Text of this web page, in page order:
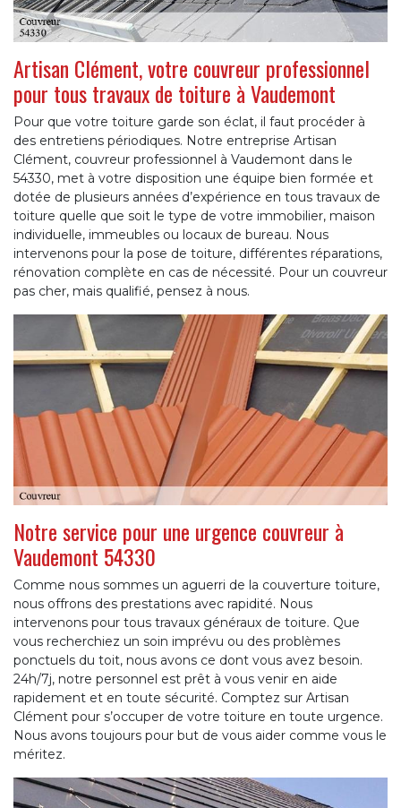
Artisan Clément, votre couvreur professionnel
pour tous travaux de toiture à Vaudemont
Pour que votre toiture garde son éclat, il faut procéder à
des entretiens périodiques. Notre entreprise Artisan
Clément, couvreur professionnel à Vaudemont dans le
54330, met à votre disposition une équipe bien formée et
dotée de plusieurs années d’expérience en tous travaux de
toiture quelle que soit le type de votre immobilier, maison
individuelle, immeubles ou locaux de bureau. Nous
intervenons pour la pose de toiture, différentes réparations,
rénovation complète en cas de nécessité. Pour un couvreur
pas cher, mais qualifié, pensez à nous.
Notre service pour une urgence couvreur à
Vaudemont 54330
Comme nous sommes un aguerri de la couverture toiture,
nous offrons des prestations avec rapidité. Nous
intervenons pour tous travaux généraux de toiture. Que
vous recherchiez un soin imprévu ou des problèmes
ponctuels du toit, nous avons ce dont vous avez besoin.
24h/7j, notre personnel est prêt à vous venir en aide
rapidement et en toute sécurité. Comptez sur Artisan
Clément pour s’occuper de votre toiture en toute urgence.
Nous avons toujours pour but de vous aider comme vous le
méritez.